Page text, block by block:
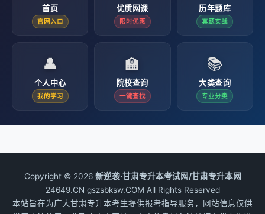
首页
官网入口
优质网课
限时优惠
历年题库
真题实战
👤
个人中心
我的学习
🏫
院校查询
一键查找
📚
大类查询
专业分类
Copyright © 2026 新逆袭·甘肃专升本考试网/甘肃专升本网
24649.CN gszsbksw.COM All Rights Reserved
本站旨在为广大甘肃专升本考生提供报考指导服务，网站信息仅供